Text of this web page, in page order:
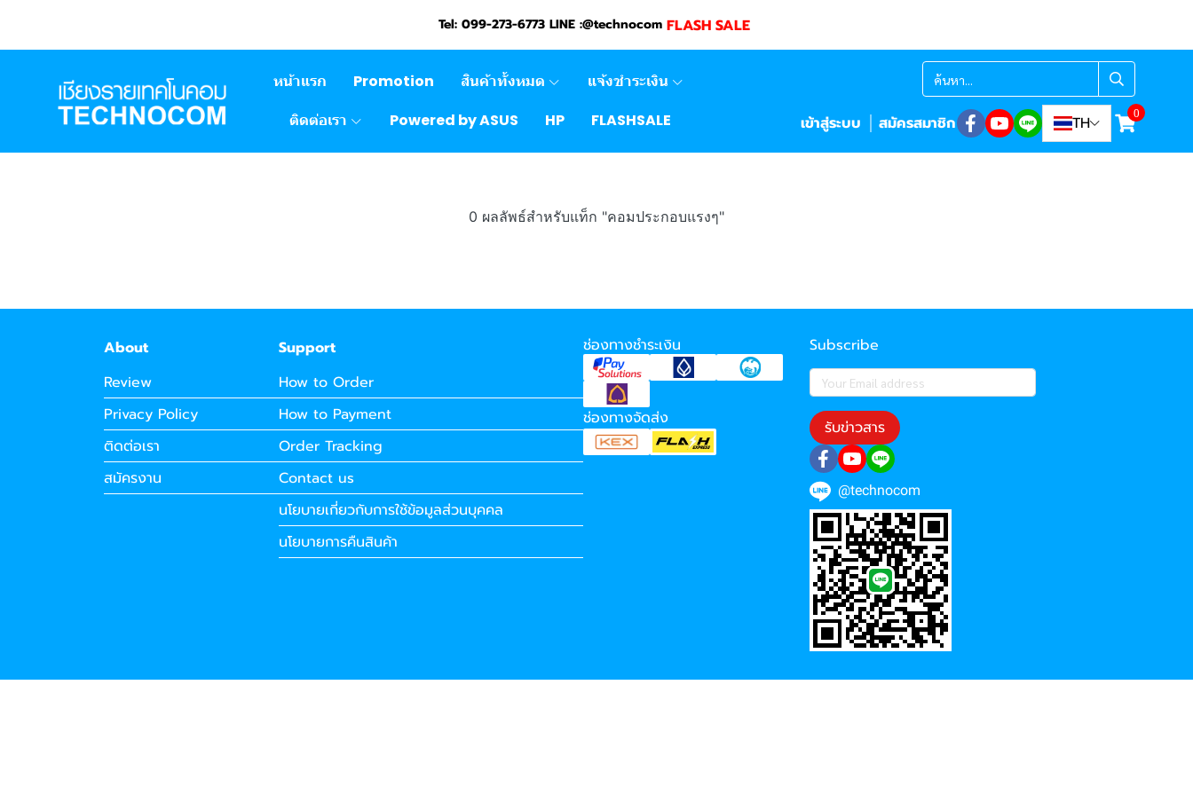
Tel: 099-273-6773 LINE :@technocom FLASH SALE
หน้าแรก Promotion สินค้าทั้งหมด
แจ้งชำระเงิน
ติดต่อเรา
Powered by ASUS HP FLASHSALE เข้าสู่ระบบ สมัครสมาชิก TH 0
0 ผลลัพธ์สำหรับแท็ก "คอมประกอบแรงๆ"
About
Review
Privacy Policy
ติดต่อเรา
สมัครงาน
Support
How to Order
How to Payment
Order Tracking
Contact us
นโยบายเกี่ยวกับการใช้ข้อมูลส่วนบุคคล
นโยบายการคืนสินค้า
ช่องทางชำระเงิน
ช่องทางจัดส่ง
Subscribe
รับข่าวสาร
@technocom